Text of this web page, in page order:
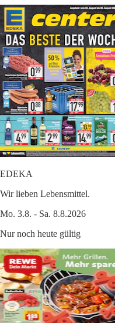
EDEKA
Wir lieben Lebensmittel.
Mo. 3.8. - Sa. 8.8.2026
Nur noch heute gültig